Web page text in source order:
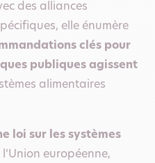
des alliances
elle énumère
clés pour
publiques agissent
alimentaires
loi sur les systèmes
l’Union européenne,